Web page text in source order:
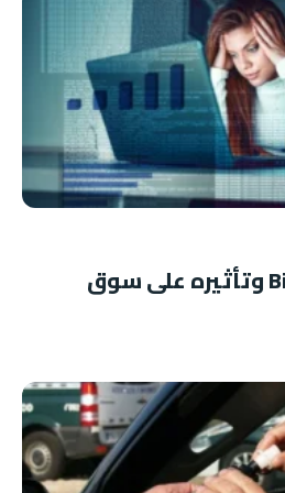
إغلاق منصة BitMEX وتأثيره على سوق